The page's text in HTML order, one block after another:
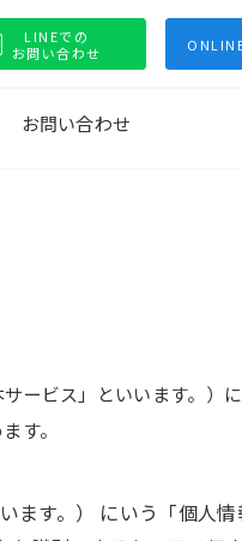
LINEでの
お問い合わせ
お問い合わせ
ービス」といいます。）
す。
ます。） にいう「個人